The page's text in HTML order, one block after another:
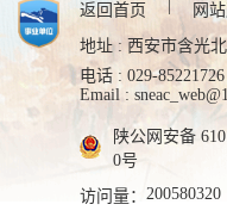
返回首页 网
地址 : 西安市含光
电话 : 029-85221726
Email :
陕公网安备
0号
访问量： 200580320